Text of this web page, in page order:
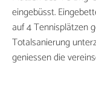
eingebüsst.
auf 4 Tennisplätzen
Totalsanierung
geniessen die